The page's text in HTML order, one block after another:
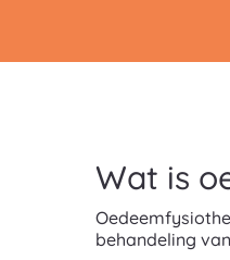
Wat is
behandeling